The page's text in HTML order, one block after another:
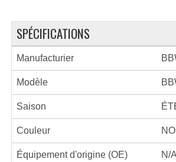
SPÉCIFICATIONS
Manufacturier
Modèle
Saison
Couleur
Équipement d'origine (OE) N/A